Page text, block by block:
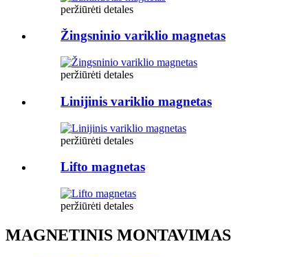
peržiūrėti detales
Žingsninio variklio magnetas
peržiūrėti detales
Linijinis variklio magnetas
peržiūrėti detales
Lifto magnetas
peržiūrėti detales
MAGNETINIS MONTAVIMAS